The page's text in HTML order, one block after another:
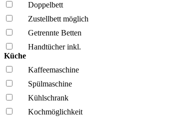
Doppelbett
Zustellbett möglich
Getrennte Betten
Handtücher inkl.
Küche
Kaffee­maschine
Spül­maschine
Kühl­schrank
Kochmöglich­keit